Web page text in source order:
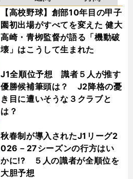
【高校野球】創部10年目の甲子
園初出場がすべてを変えた 健大
高崎・青栁監督が語る「機動破
壊」はこうして生まれた
J1全順位予想 識者５人が推す
優勝候補筆頭は？ J2降格の憂
き目に遭いそうな３クラブと
は？
秋春制が導入されたJ1リーグ2
026－27シーズンの行方はい
かに!? ５人の識者が全順位を
大胆予想